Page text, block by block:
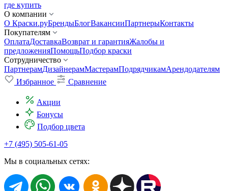
где купить
О компании
О Краски.руБрендыБлогВакансииПартнерыКонтакты
Покупателям
ОплатаДоставкаВозврат и гарантияЖалобы и
предложенияПомощьПодбор краски
Сотрудничество
ПартнерамДизайнерамМастерамПодрядчикамАрендодателям
Избранное
Сравнение
Акции
Бонусы
Подбор цвета
+7 (495) 505-61-05
Мы в социальных сетях: